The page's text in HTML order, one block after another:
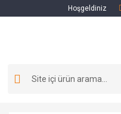
Hoşgeldiniz